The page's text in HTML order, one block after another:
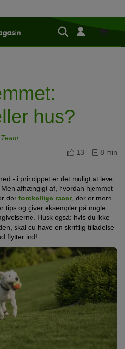
Butik
hus?
13
8 min
- i princippet er det muligt at leve
afhængigt af, hvordan hjemmet
der forskellige racer, der er mere
tips og giver eksempler på nogle
Husk også: hvis du ikke
skal du have en skriftlig tilladelse
flytter ind!